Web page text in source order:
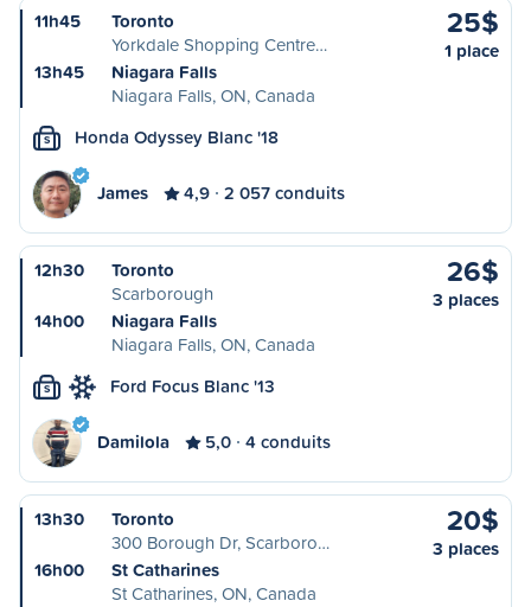
11h45
Toronto
Yorkdale Shopping Centre…
13h45
Niagara Falls
Niagara Falls, ON, Canada
25$
1 place
S Honda Odyssey Blanc '18
James 4,9 2 057 conduits
12h30
Toronto
Scarborough
14h00
Niagara Falls
Niagara Falls, ON, Canada
26$
3 places
S Ford Focus Blanc '13
Damilola 5,0 4 conduits
13h30
Toronto
300 Borough Dr, Scarboro…
16h00
St Catharines
St Catharines, ON, Canada
20$
3 places